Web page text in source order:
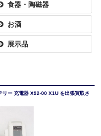
食器・陶磁器
お酒
展示品
リー 充電器 X92-00 X1U を出張買取さ